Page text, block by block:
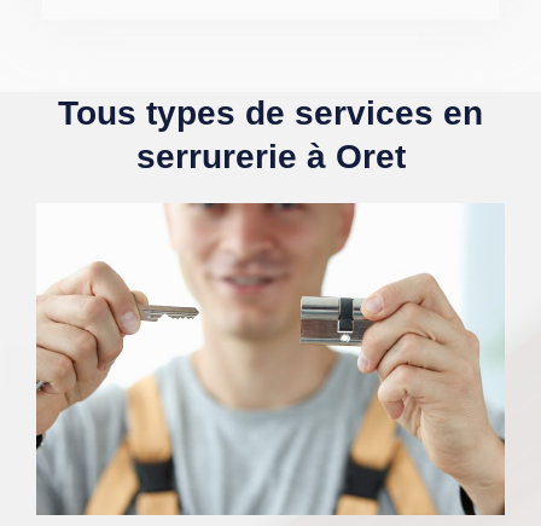
Tous types de services en
serrurerie à Oret